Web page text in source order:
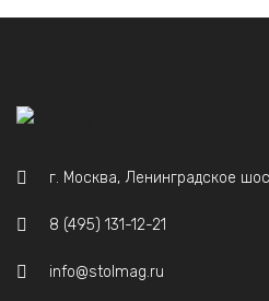
г. Москва, Ленинградское
8 (495) 131-12-21
info@stolmag.ru